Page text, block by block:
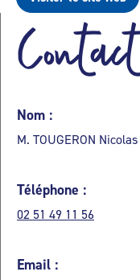
Contact
Nom :
M. TOUGERON Nicolas
Téléphone :
02 51 49 11 56
Email :